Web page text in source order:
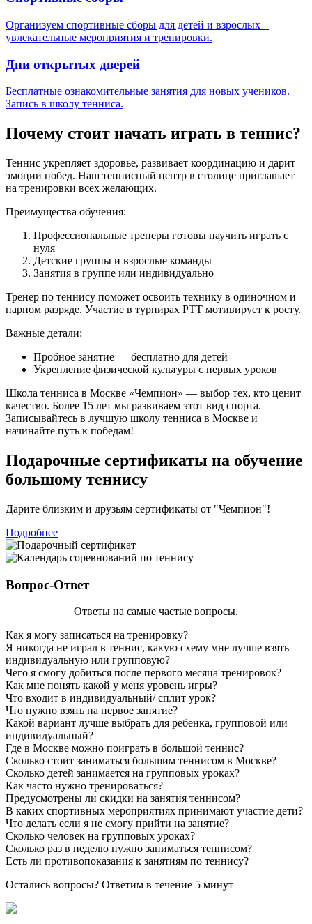
Организуем спортивные сборы для детей и взрослых –
увлекательные мероприятия и тренировки.
Дни открытых дверей
Бесплатные ознакомительные занятия для новых учеников.
Запись в школу тенниса.
Почему стоит начать играть в теннис?
Теннис укрепляет здоровье, развивает координацию и дарит
эмоции побед. Наш теннисный центр в столице приглашает
на тренировки всех желающих.
Преимущества обучения:
Профессиональные тренеры готовы научить играть с
нуля
Детские группы и взрослые команды
Занятия в группе или индивидуально
Тренер по теннису поможет освоить технику в одиночном и
парном разряде. Участие в турнирах РТТ мотивирует к росту.
Важные детали:
Пробное занятие — бесплатно для детей
Укрепление физической культуры с первых уроков
Школа тенниса в Москве «Чемпион» — выбор тех, кто ценит
качество. Более 15 лет мы развиваем этот вид спорта.
Записывайтесь в лучшую школу тенниса в Москве и
начинайте путь к победам!
Подарочные сертификаты на обучение
большому теннису
Дарите близким и друзьям сертификаты от "Чемпион"!
Подробнее
Вопрос-Ответ
Ответы на самые частые вопросы.
Как я могу записаться на тренировку?
Я никогда не играл в теннис, какую схему мне лучше взять
индивидуальную или групповую?
Чего я смогу добиться после первого месяца тренировок?
Как мне понять какой у меня уровень игры?
Что входит в индивидуальный/ сплит урок?
Что нужно взять на первое занятие?
Какой вариант лучше выбрать для ребенка, групповой или
индивидуальный?
Где в Москве можно поиграть в большой теннис?
Сколько стоит заниматься большим теннисом в Москве?
Сколько детей занимается на групповых уроках?
Как часто нужно тренироваться?
Предусмотрены ли скидки на занятия теннисом?
В каких спортивных мероприятиях принимают участие дети?
Что делать если я не смогу прийти на занятие?
Сколько человек на групповых уроках?
Сколько раз в неделю нужно заниматься теннисом?
Есть ли противопоказания к занятиям по теннису?
Остались вопросы? Ответим в течение 5 минут